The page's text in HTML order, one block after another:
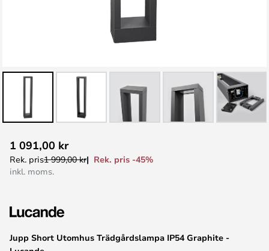
till
början
Jupp Short Utomhus Trädgårdslampa IP54 Graphite -
1 091,00 kr
Rek. pris1 999,00 kr
Rek. pris -45%
inkl. moms.